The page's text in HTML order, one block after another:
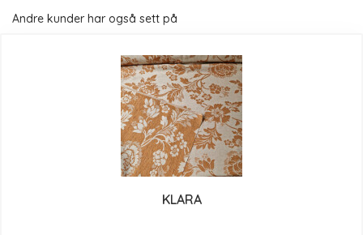
Andre kunder har også sett på
KLARA